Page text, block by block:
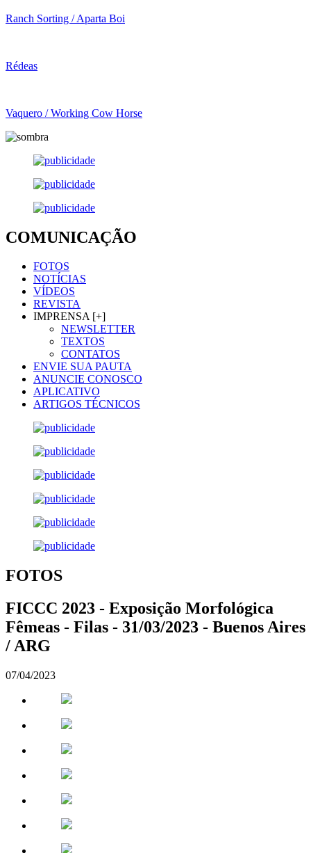
Ranch Sorting / Aparta Boi
Rédeas
Vaquero / Working Cow Horse
COMUNICAÇÃO
FOTOS
NOTÍCIAS
VÍDEOS
REVISTA
IMPRENSA [+]
NEWSLETTER
TEXTOS
CONTATOS
ENVIE SUA PAUTA
ANUNCIE CONOSCO
APLICATIVO
ARTIGOS TÉCNICOS
FOTOS
FICCC 2023 - Exposição Morfológica
Fêmeas - Filas - 31/03/2023 - Buenos Aires
/ ARG
07/04/2023